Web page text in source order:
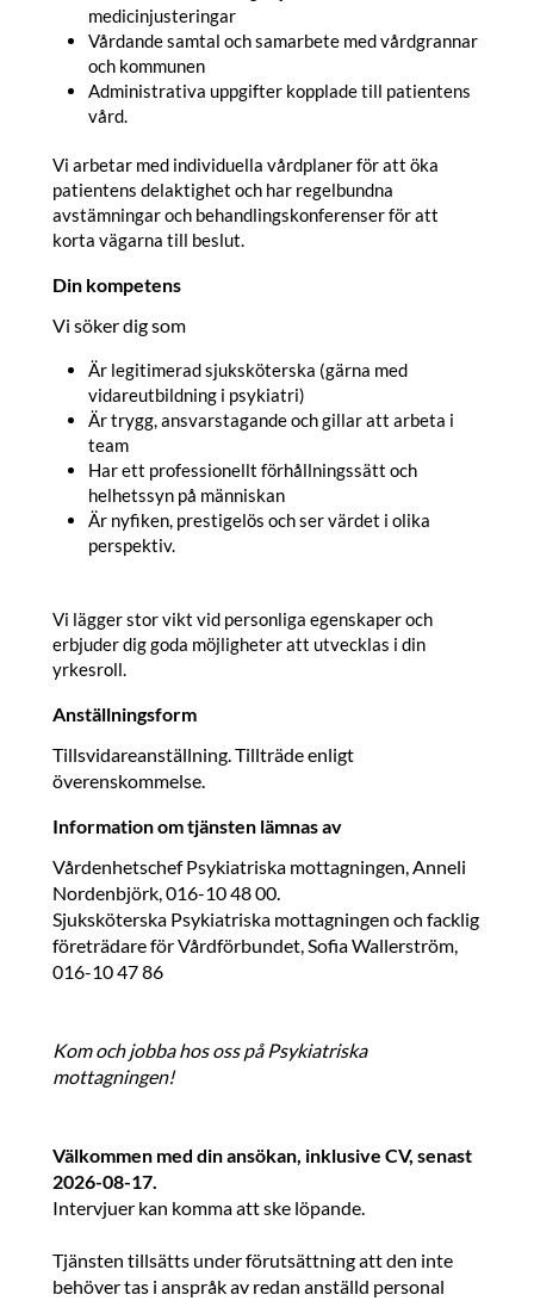
medicinjusteringar
Vårdande samtal och samarbete med vårdgrannar
och kommunen
Administrativa uppgifter kopplade till patientens
vård.
Vi arbetar med individuella vårdplaner för att öka
patientens delaktighet och har regelbundna
avstämningar och behandlingskonferenser för att
korta vägarna till beslut.
Din kompetens
Vi söker dig som
Är legitimerad sjuksköterska (gärna med
vidareutbildning i psykiatri)
Är trygg, ansvarstagande och gillar att arbeta i
team
Har ett professionellt förhållningssätt och
helhetssyn på människan
Är nyfiken, prestigelös och ser värdet i olika
perspektiv.
Vi lägger stor vikt vid personliga egenskaper och
erbjuder dig goda möjligheter att utvecklas i din
yrkesroll.
Anställningsform
Tillsvidareanställning. Tillträde enligt
överenskommelse.
Information om tjänsten lämnas av
Vårdenhetschef Psykiatriska mottagningen, Anneli
Nordenbjörk, 016-10 48 00.
Sjuksköterska Psykiatriska mottagningen och facklig
företrädare för Vårdförbundet, Sofia Wallerström,
016-10 47 86
Kom och jobba hos oss på Psykiatriska
mottagningen!
Välkommen med din ansökan, inklusive CV, senast
2026-08-17.
Intervjuer kan komma att ske löpande.
Tjänsten tillsätts under förutsättning att den inte
behöver tas i anspråk av redan anställd personal